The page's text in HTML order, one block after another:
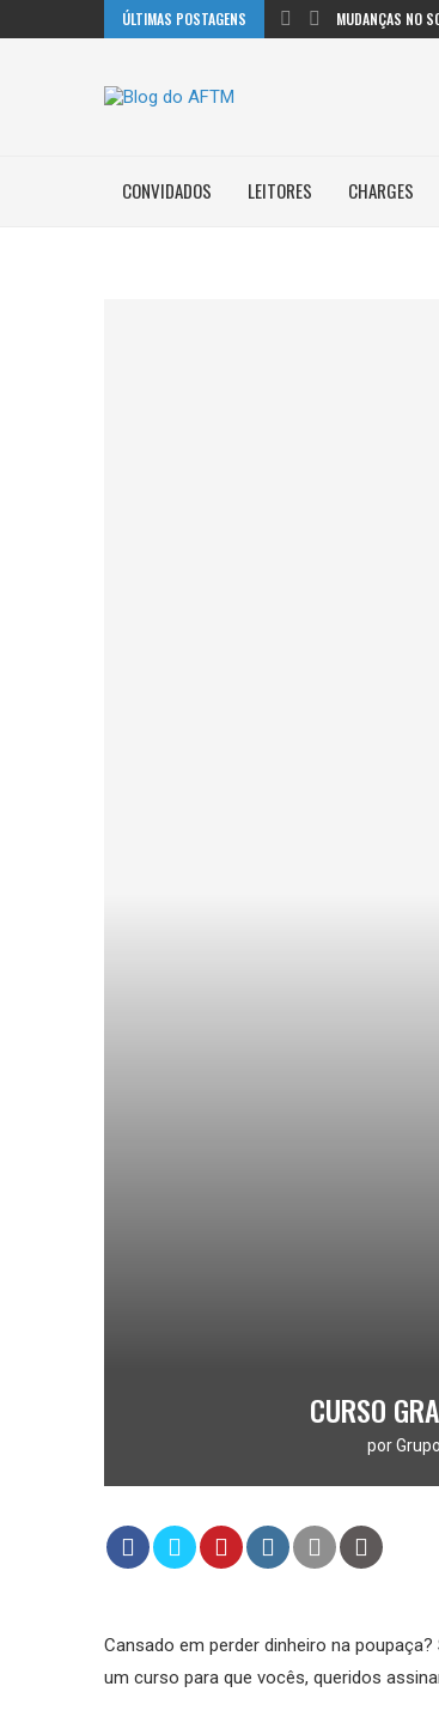
ÚLTIMAS POSTAGENS MUDANÇAS NO
CONVIDADOS LEITORES CHARGES
CURSO
por
Cansado em perder dinheiro na
um curso para que vocês, queridos